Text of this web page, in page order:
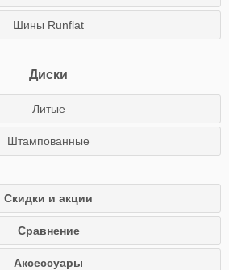
Шины Runflat
Диски
Литые
Штампованные
Скидки и акции
Сравнение
Аксессуары